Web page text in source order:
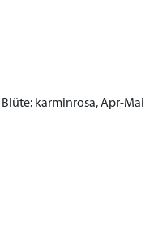
Blüte: karminrosa, Apr-Mai